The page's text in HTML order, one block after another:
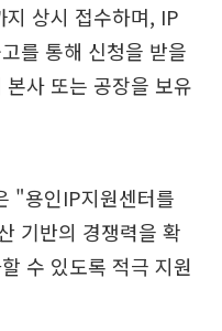
상시 접수하며, IP
를 통해 신청을 받을
사 또는 공장을 보유
"용인IP지원센터를
기반의 경쟁력을 확
수 있도록 적극 지원